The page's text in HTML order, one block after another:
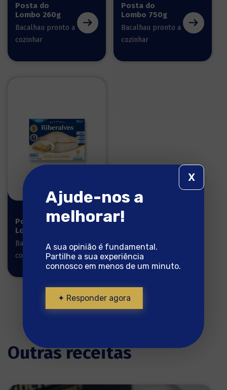
Posta do
Lombo 260g
Bacalhau pronto a
cozinhar
Posta do
Lombo 750g
Bacalhau pronto a
cozinhar
Posta do
Lombo 500g
Bacalhau pronto a
cozinhar
Outras receitas
Ajude-nos a
melhorar!
A sua opinião é fundamental.
Partilhe a sua experiência
connosco em menos de um minuto.
✦ Responder agora
X